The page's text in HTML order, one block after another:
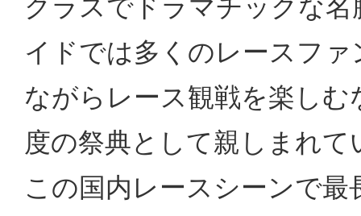
クラスでドラマチックな
イドでは多くのレースフ
ながらレース観戦を楽しむ
度の祭典として親しまれて
この国内レースシーンで